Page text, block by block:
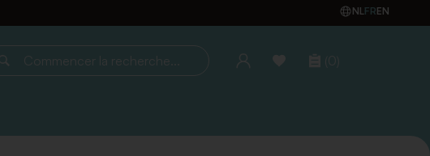
NLFREN
Commencer la recherche... (0)